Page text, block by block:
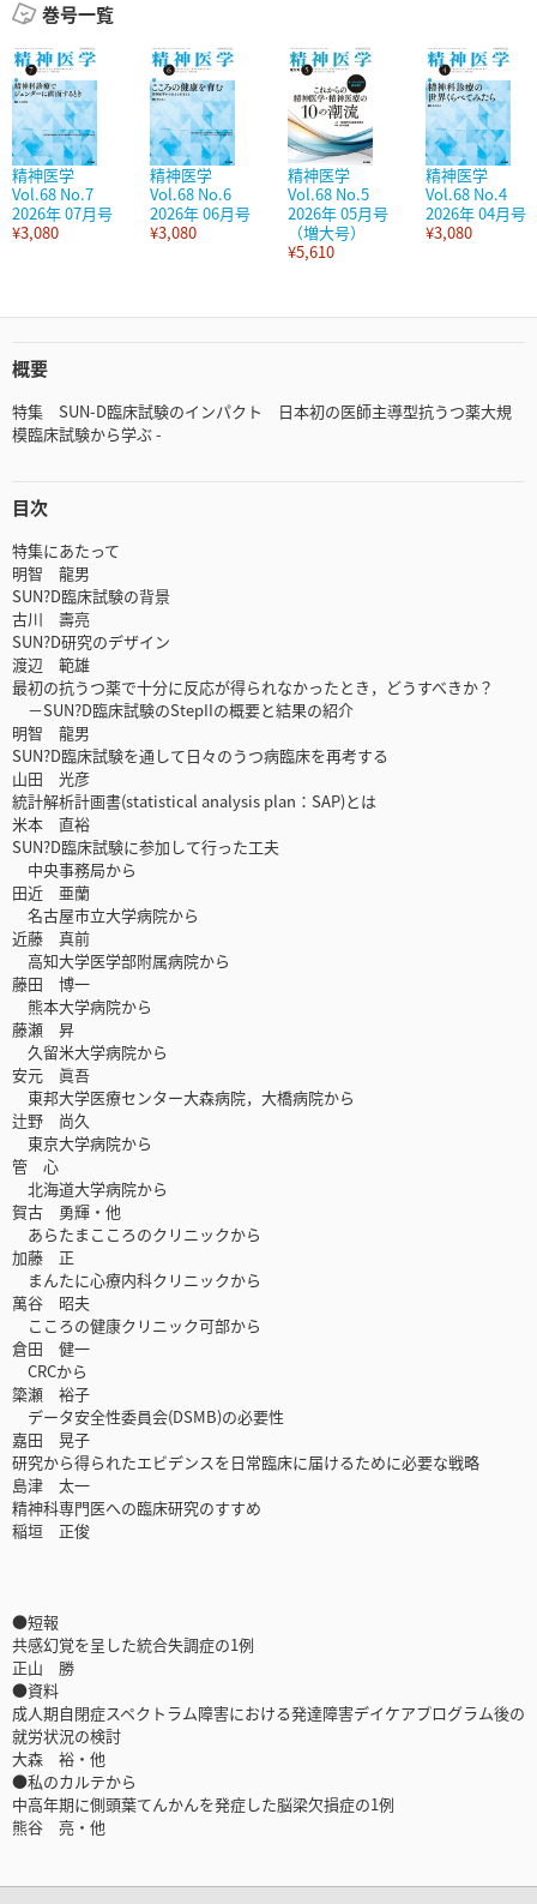
巻号一覧
精神医学
Vol.68 No.7
2026年 07月号
¥3,080
精神医学
Vol.68 No.6
2026年 06月号
¥3,080
精神医学
Vol.68 No.5
2026年 05月号
（増大号）
¥5,610
精神医学
Vol.68 No.4
2026年 04月号
¥3,080
概要
特集 SUN-D臨床試験のインパクト 日本初の医師主導型抗うつ薬大規
模臨床試験から学ぶ -
目次
特集にあたって
明智 龍男
SUN?D臨床試験の背景
古川 壽亮
SUN?D研究のデザイン
渡辺 範雄
最初の抗うつ薬で十分に反応が得られなかったとき，どうすべきか？
－SUN?D臨床試験のStepIIの概要と結果の紹介
明智 龍男
SUN?D臨床試験を通して日々のうつ病臨床を再考する
山田 光彦
統計解析計画書(statistical analysis plan：SAP)とは
米本 直裕
SUN?D臨床試験に参加して行った工夫
中央事務局から
田近 亜蘭
名古屋市立大学病院から
近藤 真前
高知大学医学部附属病院から
藤田 博一
熊本大学病院から
藤瀬 昇
久留米大学病院から
安元 眞吾
東邦大学医療センター大森病院，大橋病院から
辻野 尚久
東京大学病院から
管 心
北海道大学病院から
賀古 勇輝・他
あらたまこころのクリニックから
加藤 正
まんたに心療内科クリニックから
萬谷 昭夫
こころの健康クリニック可部から
倉田 健一
CRCから
簗瀬 裕子
データ安全性委員会(DSMB)の必要性
嘉田 晃子
研究から得られたエビデンスを日常臨床に届けるために必要な戦略
島津 太一
精神科専門医への臨床研究のすすめ
稲垣 正俊
●短報
共感幻覚を呈した統合失調症の1例
正山 勝
●資料
成人期自閉症スペクトラム障害における発達障害デイケアプログラム後の
就労状況の検討
大森 裕・他
●私のカルテから
中高年期に側頭葉てんかんを発症した脳梁欠損症の1例
熊谷 亮・他